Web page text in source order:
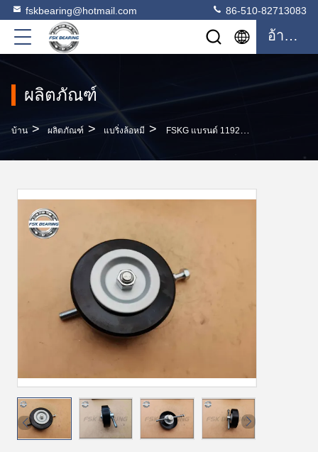
fskbearing@hotmail.com 86-510-82713083
อ้างอิง
ผลิตภัณฑ์
บ้าน > ผลิตภัณฑ์ > แบริ่งล้อหมี > FSKG แบรนด์ 11927-AG300 ชุดกระชับกระบอก